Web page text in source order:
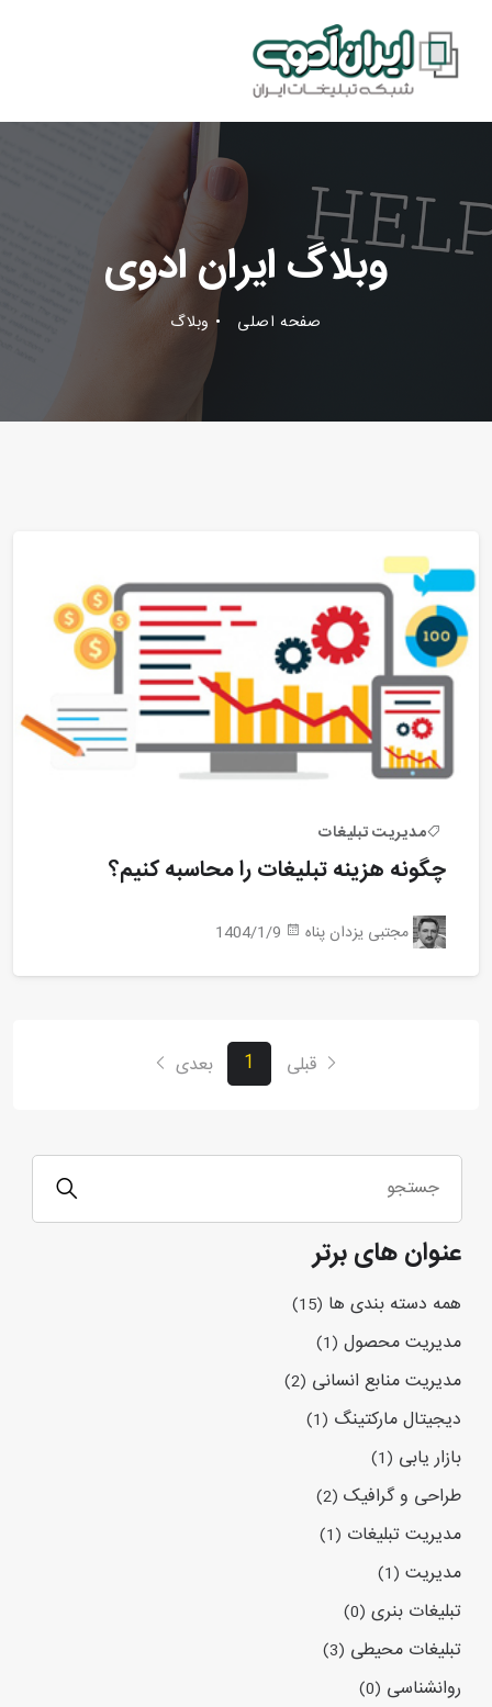
وبلاگ ایران ادوی
صفحه اصلی وبلاگ
مدیریت تبلیغات
چگونه هزینه تبلیغات را محاسبه کنیم؟
مجتبی یزدان پناه 1404/1/9
قبلی 1 بعدی
عنوان های برتر
همه دسته بندی ها (15)
مدیریت محصول (1)
مدیریت منابع انسانی (2)
دیجیتال مارکتینگ (1)
بازار یابی (1)
طراحی و گرافیک (2)
مدیریت تبلیغات (1)
مدیریت (1)
تبلیغات بنری (0)
تبلیغات محیطی (3)
روانشناسی (0)